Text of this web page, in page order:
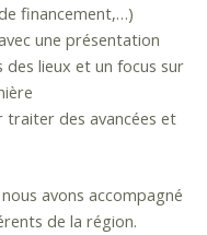
financement,…)
une présentation
lieux et un focus sur
traiter des avancées et
avons accompagné
de la région.